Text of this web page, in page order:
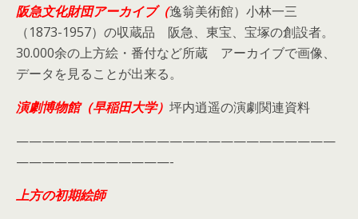
阪急文化財団アーカイブ（逸翁美術館）小林一三
（1873-1957）の収蔵品 阪急、東宝、宝塚の創設者。
30.000余の上方絵・番付など所蔵 アーカイブで画像、
データを見ることが出来る。
演劇博物館（早稲田大学） 坪内逍遥の演劇関連資料
—————————————————————————
————————————-
上方の初期絵師